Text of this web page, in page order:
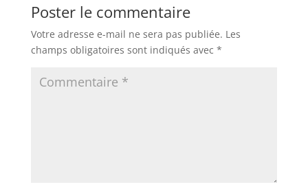
Poster le commentaire
Votre adresse e-mail ne sera pas publiée. Les
champs obligatoires sont indiqués avec *